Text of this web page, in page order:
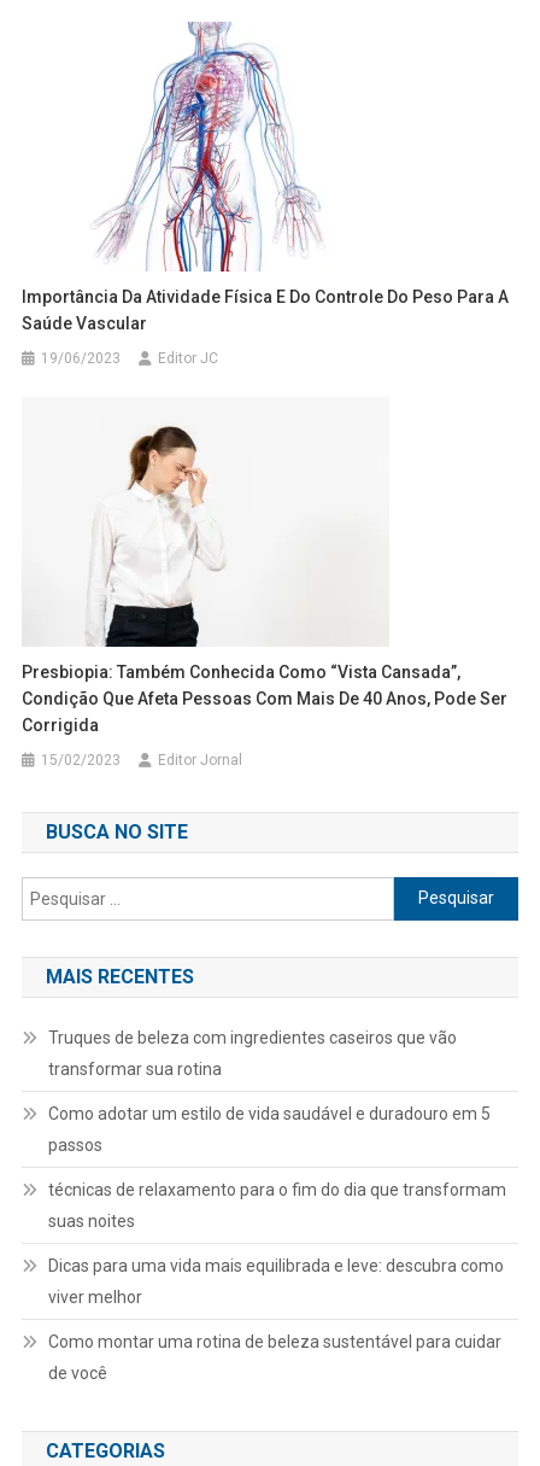
Importância Da Atividade Física E Do Controle Do Peso Para A
Saúde Vascular
19/06/2023 Editor JC
Presbiopia: Também Conhecida Como “vista Cansada”,
Condição Que Afeta Pessoas Com Mais De 40 Anos, Pode Ser
Corrigida
15/02/2023 Editor Jornal
BUSCA NO SITE
Pesquisar
por:
MAIS RECENTES
Truques de beleza com ingredientes caseiros que vão
transformar sua rotina
Como adotar um estilo de vida saudável e duradouro em 5
passos
técnicas de relaxamento para o fim do dia que transformam
suas noites
Dicas para uma vida mais equilibrada e leve: descubra como
viver melhor
Como montar uma rotina de beleza sustentável para cuidar
de você
CATEGORIAS